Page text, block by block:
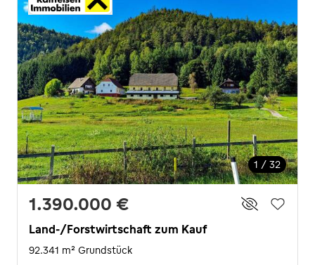
1 / 32
1.390.000 €
Land-/Forstwirtschaft zum Kauf
92.341 m² Grundstück